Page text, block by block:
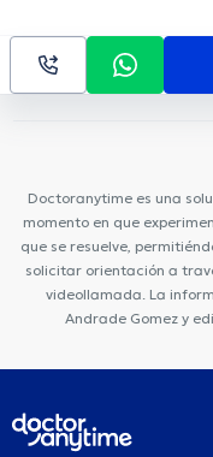
Rogteam Dental Studio
Centro Médico
Clínica
Doctoranytime es una
momento en que
que se resuelve,
solicitar orientación a
videollamada. La
Andrade Gomez y